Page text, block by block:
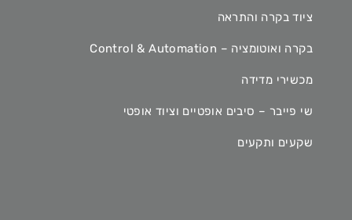
ציוד בקרה והתראה
בקרה ואוטומציה – Control & Automation
מכשירי מדידה
שי פייבר – סיבים אופטיים וציוד אופטי
שקעים ותקעים